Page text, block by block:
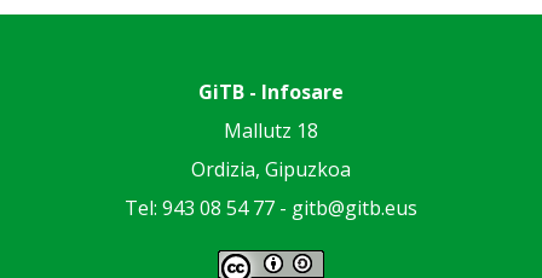
GiTB - Infosare
Mallutz 18
Ordizia, Gipuzkoa
Tel: 943 08 54 77 - gitb@gitb.eus